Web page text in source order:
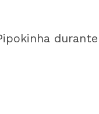
durante